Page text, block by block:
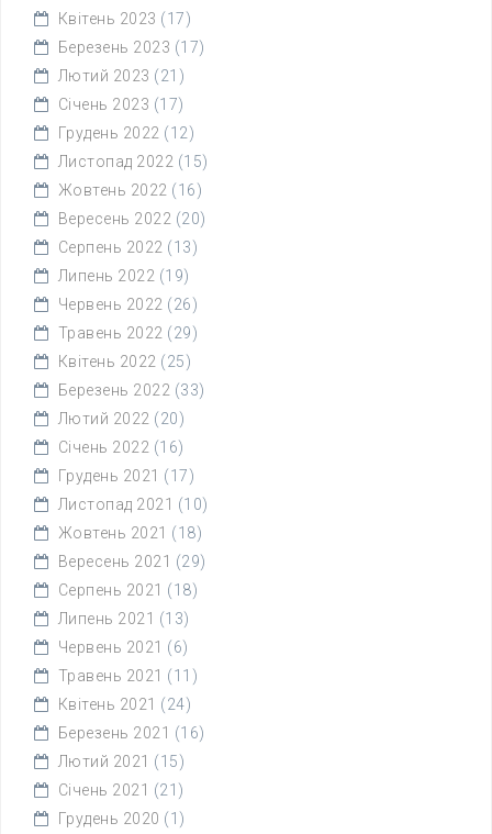
Квітень 2023 (17)
Березень 2023 (17)
Лютий 2023 (21)
Січень 2023 (17)
Грудень 2022 (12)
Листопад 2022 (15)
Жовтень 2022 (16)
Вересень 2022 (20)
Серпень 2022 (13)
Липень 2022 (19)
Червень 2022 (26)
Травень 2022 (29)
Квітень 2022 (25)
Березень 2022 (33)
Лютий 2022 (20)
Січень 2022 (16)
Грудень 2021 (17)
Листопад 2021 (10)
Жовтень 2021 (18)
Вересень 2021 (29)
Серпень 2021 (18)
Липень 2021 (13)
Червень 2021 (6)
Травень 2021 (11)
Квітень 2021 (24)
Березень 2021 (16)
Лютий 2021 (15)
Січень 2021 (21)
Грудень 2020 (1)